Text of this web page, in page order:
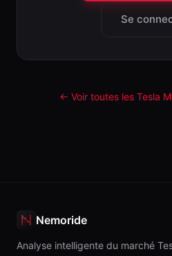
Se
← Voir toutes les Tesla
Nemoride
Analyse intelligente du marché